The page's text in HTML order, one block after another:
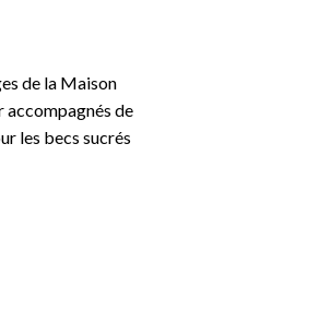
de la Maison
accompagnés de
les becs sucrés